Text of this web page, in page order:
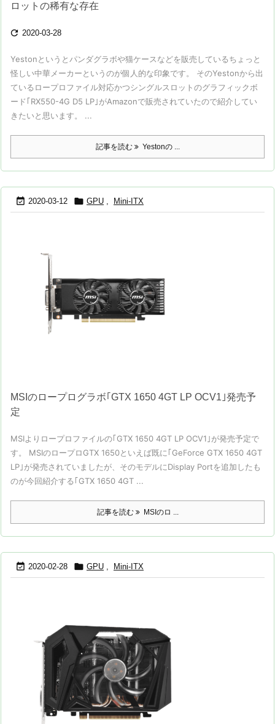
ロットの稀有な存在
 2020-03-28
Yestonというとパンダグラボや猫ケースなどを販売しているちょっと
怪しい中華メーカーというのが個人的な印象です。 そのYestonから出
ているロープロファイル対応かつシングルスロットのグラフィックボ
ード｢RX550-4G D5 LP｣がAmazonで販売されていたので紹介してい
きたいと思います。 ...
記事を読む Yestonの ...
 2020-03-12  GPU , Mini-ITX
MSIのロープログラボ｢GTX 1650 4GT LP OCV1｣発売予
定
MSIよりロープロファイルの｢GTX 1650 4GT LP OCV1｣が発売予定で
す。 MSIのロープロGTX 1650といえば既に｢GeForce GTX 1650 4GT
LP｣が発売されていましたが、そのモデルにDisplay Portを追加したも
のが今回紹介する｢GTX 1650 4GT ...
記事を読む MSIのロ ...
 2020-02-28  GPU , Mini-ITX